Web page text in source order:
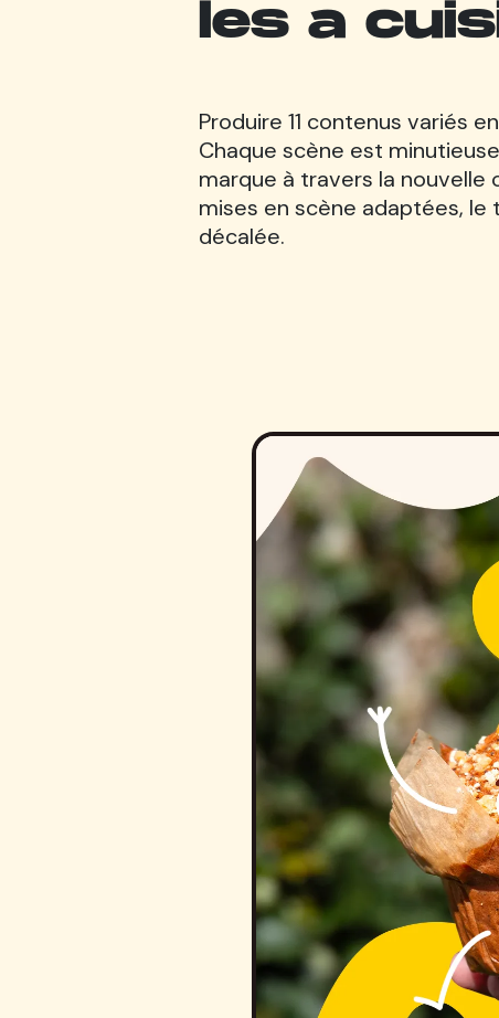
les a
Produire 11 contenus variés
Chaque scène est
marque à travers la nouvelle
mises en scène adaptées,
décalée.